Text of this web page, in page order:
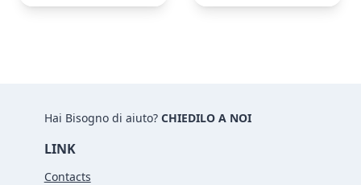
Hai Bisogno di aiuto? CHIEDILO A NOI
LINK
Contacts